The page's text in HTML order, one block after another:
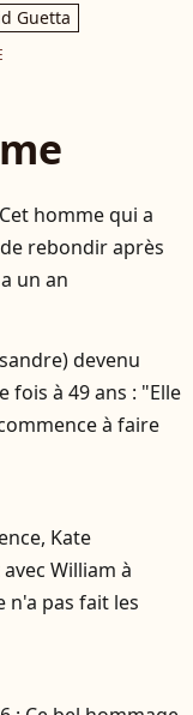
Guetta
homme qui a
rebondir après
un an
devenu
fois à 49 ans : "Elle
à faire
Kate
William à
n'a pas fait les